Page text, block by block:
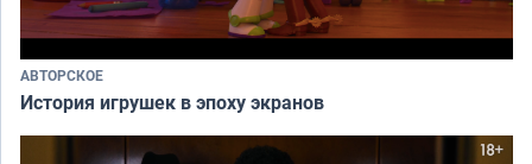
АВТОРСКОЕ
История игрушек в эпоху экранов